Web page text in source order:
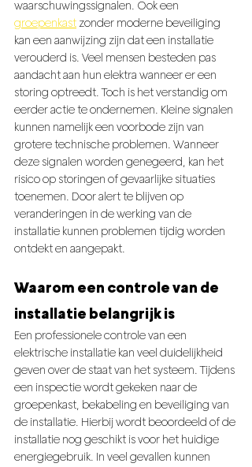
waarschuwingssignalen. Ook een
groepenkast zonder moderne beveiliging
kan een aanwijzing zijn dat een installatie
verouderd is. Veel mensen besteden pas
aandacht aan hun elektra wanneer er een
storing optreedt. Toch is het verstandig om
eerder actie te ondernemen. Kleine signalen
kunnen namelijk een voorbode zijn van
grotere technische problemen. Wanneer
deze signalen worden genegeerd, kan het
risico op storingen of gevaarlijke situaties
toenemen. Door alert te blijven op
veranderingen in de werking van de
installatie kunnen problemen tijdig worden
ontdekt en aangepakt.
Waarom een controle van de
installatie belangrijk is
Een professionele controle van een
elektrische installatie kan veel duidelijkheid
geven over de staat van het systeem. Tijdens
een inspectie wordt gekeken naar de
groepenkast, bekabeling en beveiliging van
de installatie. Hierbij wordt beoordeeld of de
installatie nog geschikt is voor het huidige
energiegebruik. In veel gevallen kunnen